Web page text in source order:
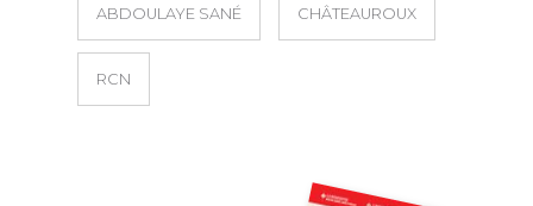
ABDOULAYE SANÉ CHÂTEAUROUX
RCN